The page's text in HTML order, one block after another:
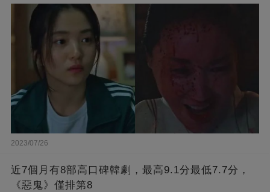
2023/07/26
近7個月有8部高口碑韓劇，最高9.1分最低7.7分，
《惡鬼》僅排第8